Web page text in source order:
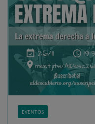
EVENTOS